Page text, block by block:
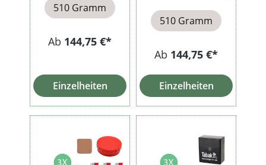
510 Gramm
Ab 144,75 €*
Einzelheiten
510 Gramm
Ab 144,75 €*
Einzelheiten